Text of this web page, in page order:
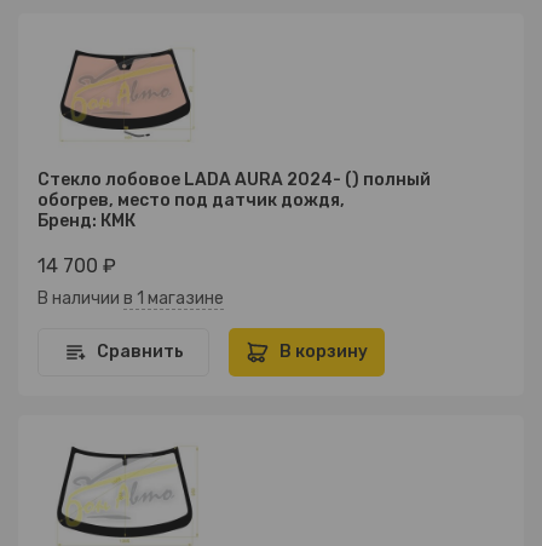
Стекло лобовое LADA AURA 2024- () полный
обогрев, место под датчик дождя,
Бренд: КМК
14 700 ₽
В наличии в 1 магазине
Сравнить В корзину